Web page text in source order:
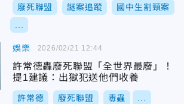
廢死聯盟 謎案追蹤 國中生割頸案
娛樂
許常德轟廢死聯盟「全世界最廢」！
提1建議：出獄犯送他們收養
許常德 廢死聯盟 毒蟲
2026/02/21 12:44